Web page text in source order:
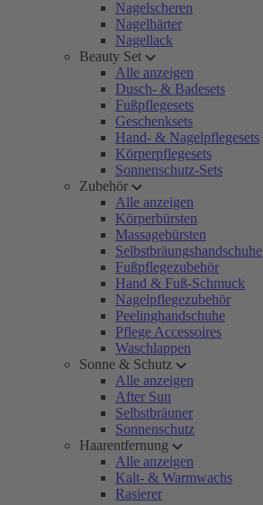
Nagelscheren
Nagelhärter
Nagellack
Beauty Set
Alle anzeigen
Dusch- & Badesets
Fußpflegesets
Geschenksets
Hand- & Nagelpflegesets
Körperpflegesets
Sonnenschutz-Sets
Zubehör
Alle anzeigen
Körperbürsten
Massagebürsten
Selbstbräungshandschuhe
Fußpflegezubehör
Hand & Fuß-Schmuck
Nagelpflegezubehör
Peelinghandschuhe
Pflege Accessoires
Waschlappen
Sonne & Schutz
Alle anzeigen
After Sun
Selbstbräuner
Sonnenschutz
Haarentfernung
Alle anzeigen
Kalt- & Warmwachs
Rasierer